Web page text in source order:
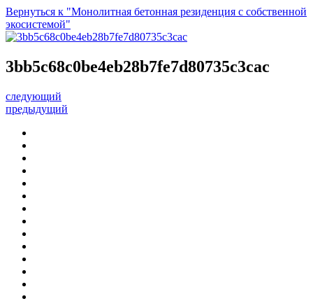
Вернуться к "Монолитная бетонная резиденция с собственной
экосистемой"
3bb5c68c0be4eb28b7fe7d80735c3cac
следующий
предыдущий